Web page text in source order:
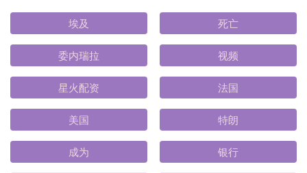
埃及 死亡
委内瑞拉 视频
星火配资 法国
美国 特朗
成为 银行